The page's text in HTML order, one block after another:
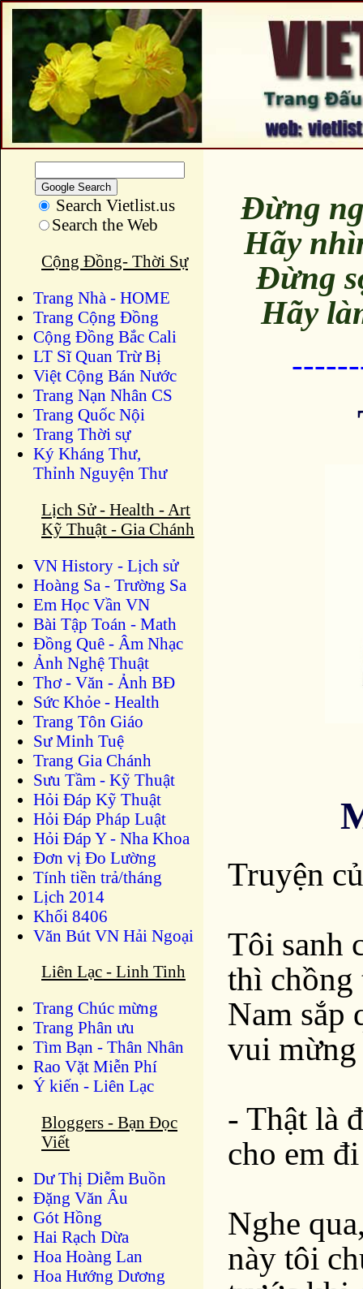
Search Vietlist.us
Search the Web
Cộng Đồng- Thời Sự
Trang Nhà - HOME
Trang Cộng Đồng
Cộng Đồng Bắc Cali
LT Sĩ Quan Trừ Bị
Việt Cộng Bán Nước
Trang Nạn Nhân CS
Trang Quốc Nội
Trang Thời sự
Ký Kháng Thư,
Thỉnh Nguyện Thư
Lịch Sử - Health - Art
Kỹ Thuật - Gia Chánh
VN History - Lịch sử
Hoàng Sa - Trường Sa
Em Học Vần VN
Bài Tập Toán - Math
Đồng Quê - Âm Nhạc
Ảnh Nghệ Thuật
Thơ - Văn - Ảnh BĐ
Sức Khỏe - Health
Trang Tôn Giáo
Sư Minh Tuệ
Trang Gia Chánh
Sưu Tầm - Kỹ Thuật
Hỏi Đáp Kỹ Thuật
Hỏi Đáp Pháp Luật
Hỏi Đáp Y - Nha Khoa
Đơn vị Đo Lường
Tính tiền trả/tháng
Lịch 2014
Khối 8406
Văn Bút VN Hải Ngoại
Liên Lạc - Linh Tinh
Trang Chúc mừng
Trang Phân ưu
Tìm Bạn - Thân Nhân
Rao Vặt Miễn Phí
Ý kiến - Liên Lạc
Bloggers - Bạn Đọc
Viết
Dư Thị Diễm Buồn
Ðặng Văn Âu
Gót Hồng
Hai Rạch Dừa
Hoa Hoàng Lan
Hoa Hướng Dương
Đừng
Hãy
Đừng
Hãy
Truyện
Tôi sanh
thì chồng
Nam sắp
vui
- Thật là
cho em
Nghe
này tôi